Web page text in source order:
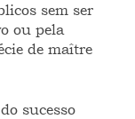
sem ser
ou pela
de maître
sucesso